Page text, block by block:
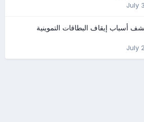
July 3
أسباب إيقاف البطاقات التموينية
July 2